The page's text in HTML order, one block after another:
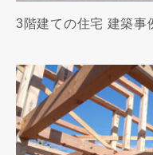
3階建ての住宅 建築事